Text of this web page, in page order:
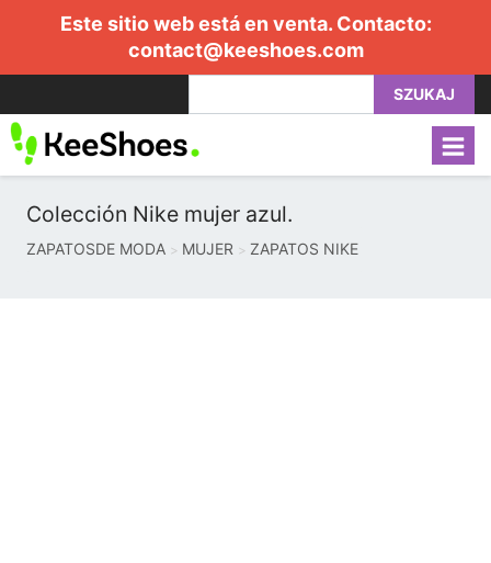
Este sitio web está en venta. Contacto:
contact@keeshoes.com
SZUKAJ
Colección Nike mujer azul.
ZAPATOSDE MODA MUJER ZAPATOS NIKE